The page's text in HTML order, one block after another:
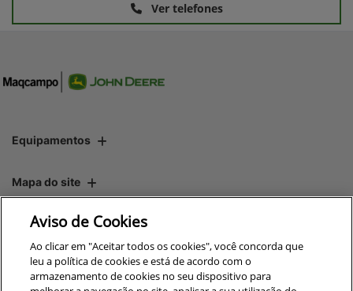
Ver telefones
Equipamentos
Mapa do site
Política de privacidade
CNPJ: 00.970.771/0010-00
Aviso de Cookies
Ao clicar em "Aceitar todos os cookies", você concorda que
leu a política de cookies e está de acordo com o
armazenamento de cookies no seu dispositivo para